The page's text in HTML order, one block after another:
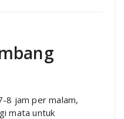
8 jam per malam,
mata untuk